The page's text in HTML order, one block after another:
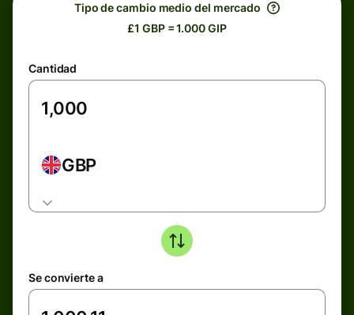
Tipo de cambio medio del mercado
£1 GBP = 1.000 GIP
Cantidad
GBP
Se convierte a